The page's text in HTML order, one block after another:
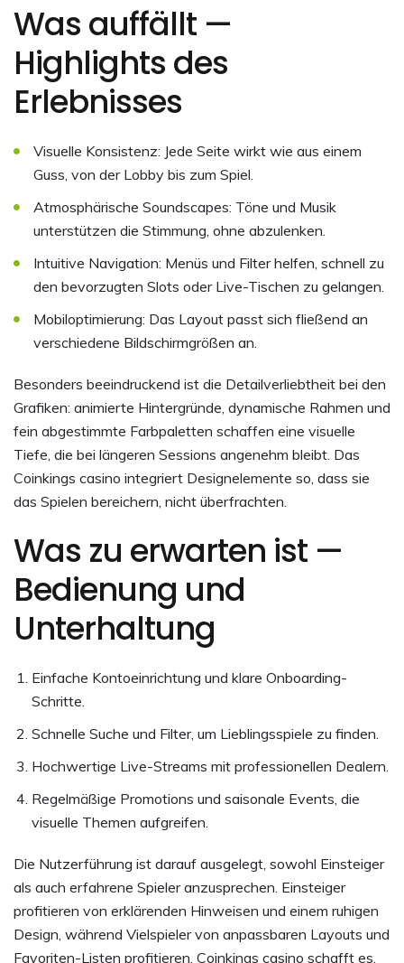
Was auffällt —
Highlights des
Erlebnisses
Visuelle Konsistenz: Jede Seite wirkt wie aus einem
Guss, von der Lobby bis zum Spiel.
Atmosphärische Soundscapes: Töne und Musik
unterstützen die Stimmung, ohne abzulenken.
Intuitive Navigation: Menüs und Filter helfen, schnell zu
den bevorzugten Slots oder Live-Tischen zu gelangen.
Mobiloptimierung: Das Layout passt sich fließend an
verschiedene Bildschirmgrößen an.
Besonders beeindruckend ist die Detailverliebtheit bei den
Grafiken: animierte Hintergründe, dynamische Rahmen und
fein abgestimmte Farbpaletten schaffen eine visuelle
Tiefe, die bei längeren Sessions angenehm bleibt. Das
Coinkings casino integriert Designelemente so, dass sie
das Spielen bereichern, nicht überfrachten.
Was zu erwarten ist —
Bedienung und
Unterhaltung
Einfache Kontoeinrichtung und klare Onboarding-
Schritte.
Schnelle Suche und Filter, um Lieblingsspiele zu finden.
Hochwertige Live-Streams mit professionellen Dealern.
Regelmäßige Promotions und saisonale Events, die
visuelle Themen aufgreifen.
Die Nutzerführung ist darauf ausgelegt, sowohl Einsteiger
als auch erfahrene Spieler anzusprechen. Einsteiger
profitieren von erklärenden Hinweisen und einem ruhigen
Design, während Vielspieler von anpassbaren Layouts und
Favoriten-Listen profitieren. Coinkings casino schafft es,